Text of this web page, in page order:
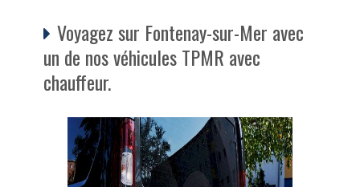
Voyagez sur Fontenay-sur-Mer avec
un de nos véhicules TPMR avec
chauffeur.